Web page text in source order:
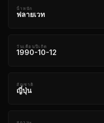
น้ําหนัก
ฟลายเวท
วันเดือนปีเกิด
1990-10-12
สัญชาติ
ญี่ปุ่น